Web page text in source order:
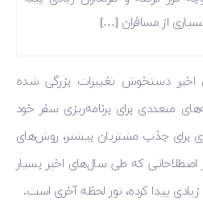
از مسافران […]
دستخوش تغییرات بزرگی شده
متعددی برای برنامه‌ریزی سفر خود
برای جذب مشتریان بیشتر، روش‌های
اصطلاحاتی که طی سال‌های اخیر بسیار
زیادی پیدا کرده، تور لحظه آخری است.